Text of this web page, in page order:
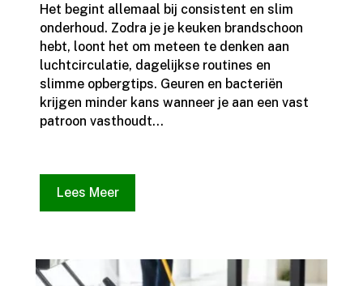
Het begint allemaal bij consistent en slim
onderhoud.​ Zodra je je keuken brandschoon
hebt, loont het om meteen te denken aan
luchtcirculatie, dagelijkse routines en
slimme opbergtips.​ Geuren en bacteriën
krijgen minder kans wanneer je aan een vast
patroon vasthoudt...
Lees Meer